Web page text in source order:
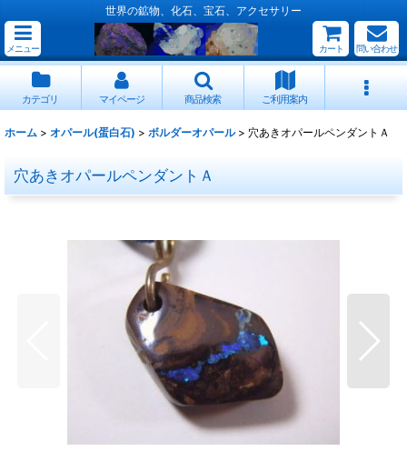
世界の鉱物、化石、宝石、アクセサリー
メニュー カート 問い合わせ
カテゴリ マイページ 商品検索 ご利用案内
ホーム > オパール(蛋白石) > ボルダーオパール > 穴あきオパールペンダントＡ
穴あきオパールペンダントＡ